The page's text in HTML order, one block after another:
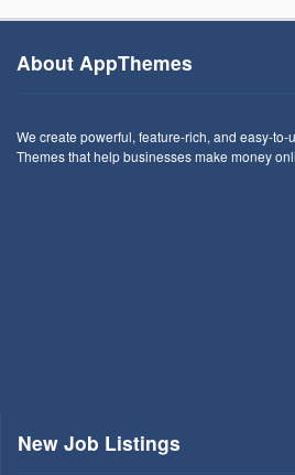
About AppThemes
We create powerful, feature-rich, and easy-to-
Themes that help businesses make money
New Job Listings